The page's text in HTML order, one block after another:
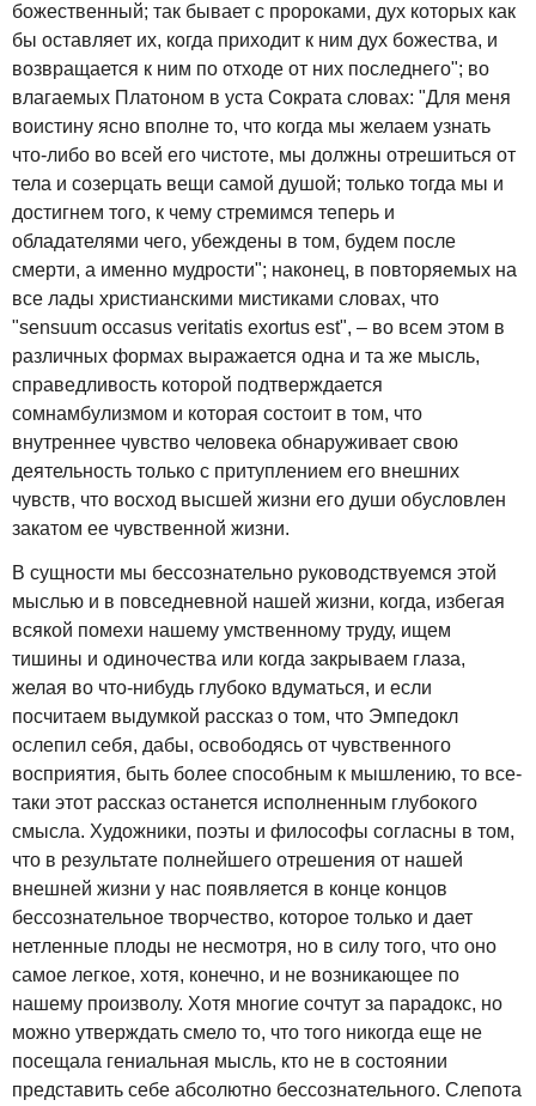
божественный; так бывает с пророками, дух которых как
бы оставляет их, когда приходит к ним дух божества, и
возвращается к ним по отходе от них последнего"; во
влагаемых Платоном в уста Сократа словах: "Для меня
воистину ясно вполне то, что когда мы желаем узнать
что-либо во всей его чистоте, мы должны отрешиться от
тела и созерцать вещи самой душой; только тогда мы и
достигнем того, к чему стремимся теперь и
обладателями чего, убеждены в том, будем после
смерти, а именно мудрости"; наконец, в повторяемых на
все лады христианскими мистиками словах, что
"sensuum occasus veritatis exortus est", – во всем этом в
различных формах выражается одна и та же мысль,
справедливость которой подтверждается
сомнамбулизмом и которая состоит в том, что
внутреннее чувство человека обнаруживает свою
деятельность только с притуплением его внешних
чувств, что восход высшей жизни его души обусловлен
закатом ее чувственной жизни.
В сущности мы бессознательно руководствуемся этой
мыслью и в повседневной нашей жизни, когда, избегая
всякой помехи нашему умственному труду, ищем
тишины и одиночества или когда закрываем глаза,
желая во что-нибудь глубоко вдуматься, и если
посчитаем выдумкой рассказ о том, что Эмпедокл
ослепил себя, дабы, освободясь от чувственного
восприятия, быть более способным к мышлению, то все-
таки этот рассказ останется исполненным глубокого
смысла. Художники, поэты и философы согласны в том,
что в результате полнейшего отрешения от нашей
внешней жизни у нас появляется в конце концов
бессознательное творчество, которое только и дает
нетленные плоды не несмотря, но в силу того, что оно
самое легкое, хотя, конечно, и не возникающее по
нашему произволу. Хотя многие сочтут за парадокс, но
можно утверждать смело то, что того никогда еще не
посещала гениальная мысль, кто не в состоянии
представить себе абсолютно бессознательного. Слепота